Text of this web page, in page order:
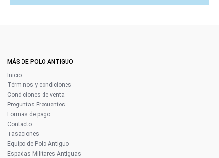
MÁS DE POLO ANTIGUO
Inicio
Términos y condiciones
Condiciones de venta
Preguntas Frecuentes
Formas de pago
Contacto
Tasaciones
Equipo de Polo Antiguo
Espadas Militares Antiguas